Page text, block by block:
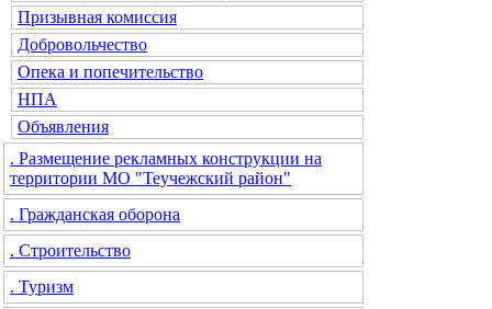
Призывная комиссия
Добровольчество
Опека и попечительство
НПА
Объявления
. Размещение рекламных конструкции на
территории МО "Теучежский район"
. Гражданская оборона
. Строительство
. Туризм